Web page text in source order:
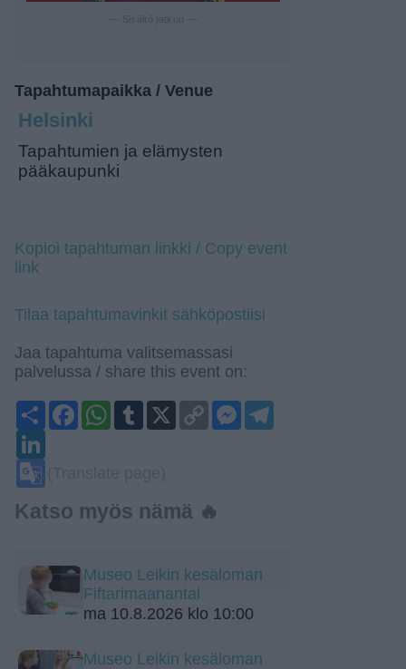
Tapahtumapaikka / Venue
Helsinki
Tapahtumien ja elämysten
pääkaupunki
Kopioi tapahtuman linkki / Copy event
link
Tilaa tapahtumavinkit sähköpostiisi
Jaa tapahtuma valitsemassasi
palvelussa / share this event on:
ShareFacebookWhatsApp
Tumblr
X
Copy
Link
Messenger
Katso myös nämä 🔥
Museo Leikin kesäloman
Fiftarimaanantai
ma 10.8.2026 klo 10:00
Museo Leikin kesäloman